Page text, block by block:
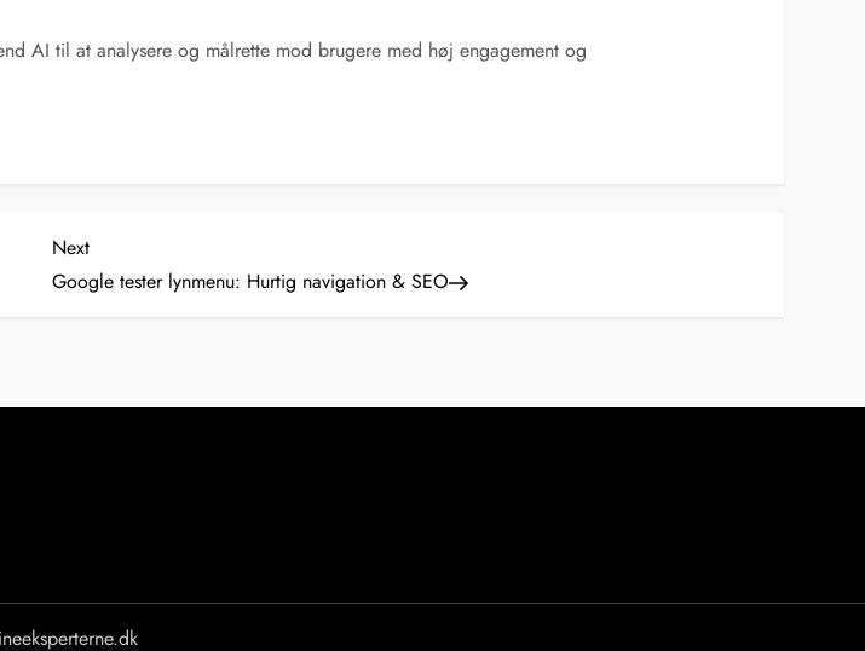
AI til at analysere og målrette mod brugere med høj engagement og
Next
Post
Next
Google tester lynmenu: Hurtig navigation & SEO